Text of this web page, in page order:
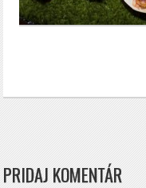
PRIDAJ KOMENTÁR